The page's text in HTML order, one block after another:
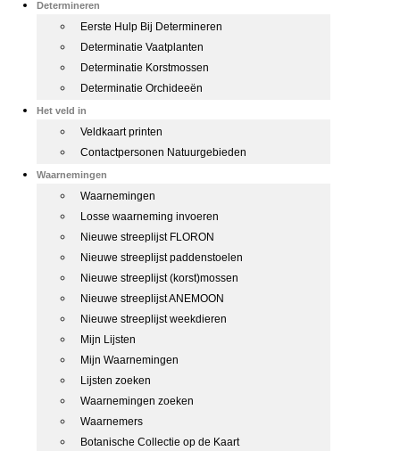
Determineren
Eerste Hulp Bij Determineren
Determinatie Vaatplanten
Determinatie Korstmossen
Determinatie Orchideeën
Het veld in
Veldkaart printen
Contactpersonen Natuurgebieden
Waarnemingen
Waarnemingen
Losse waarneming invoeren
Nieuwe streeplijst FLORON
Nieuwe streeplijst paddenstoelen
Nieuwe streeplijst (korst)mossen
Nieuwe streeplijst ANEMOON
Nieuwe streeplijst weekdieren
Mijn Lijsten
Mijn Waarnemingen
Lijsten zoeken
Waarnemingen zoeken
Waarnemers
Botanische Collectie op de Kaart